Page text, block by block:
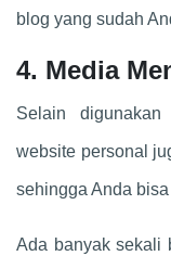
blog yang sudah
4. Media
Selain
website personal
sehingga Anda
Ada banyak sekali